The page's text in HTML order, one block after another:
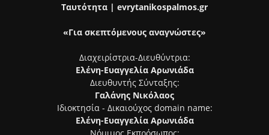
Ταυτότητα | evrytanikospalmos.gr
«Για σκεπτόμενους αναγνώστες»
Διαχειρίστρια-Διευθύντρια:
Ελένη-Ευαγγελία Αρωνιάδα
Διευθυντής Σύνταξης:
Γαλάνης Νικόλαος
Ιδιοκτησία - Δικαιούχος domain name:
Ελένη-Ευαγγελία Αρωνιάδα
Νόμιμος Εκπρόσωπος: